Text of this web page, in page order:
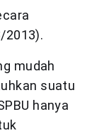
2013).
mudah
suatu
hanya